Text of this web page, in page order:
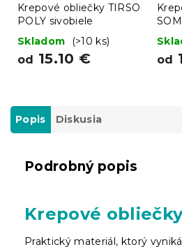
Krepové obliečky TIRSO
POLY sivobiele
Skladom
(>10 ks)
od 15.10 € od
Popis Diskusia
Podrobný popis
Krepové
Praktický materiál, ktorý